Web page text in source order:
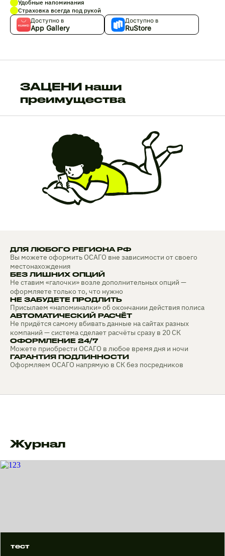
Удобные напоминания
Страховка всегда под рукой
Доступно в
App Gallery
Доступно в
RuStore
ЗАЦЕНИ наши
преимущества
ДЛЯ ЛЮБОГО РЕГИОНА РФ
Вы можете оформить ОСАГО вне зависимости от своего
местонахождения
БЕЗ ЛИШНИХ ОПЦИЙ
Не ставим «галочки» возле дополнительных опций —
оформляете только то, что нужно
НЕ ЗАБУДЕТЕ ПРОДЛИТЬ
Присылаем «напоминалки» об окончании действия полиса
АВТОМАТИЧЕСКИЙ РАСЧЁТ
Не придётся самому вбивать данные на сайтах разных
компаний — система сделает расчёты сразу в 20 СК
ОФОРМЛЕНИЕ 24/7
Можете приобрести ОСАГО в любое время дня и ночи
ГАРАНТИЯ ПОДЛИННОСТИ
Оформляем ОСАГО напрямую в СК без посредников
Журнал
тест